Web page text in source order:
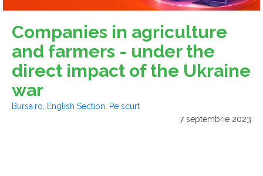
Companies in agriculture
and farmers - under the
direct impact of the Ukraine
war
Bursa.ro English Section
Pe scurt
7 septembrie 2023